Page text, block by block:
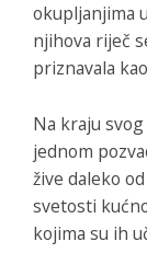
okupljanjima
njihova riječ
priznavala
Na kraju
jednom
žive daleko
svetosti
kojima su ih